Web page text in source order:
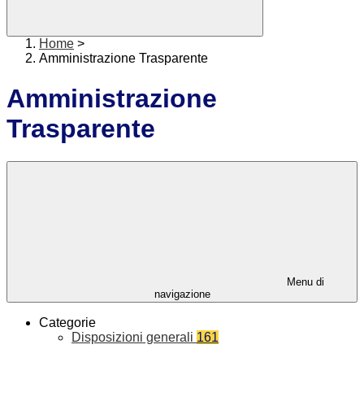
Home >
Amministrazione Trasparente
Amministrazione
Trasparente
Menu di
navigazione
Categorie
Disposizioni generali 161